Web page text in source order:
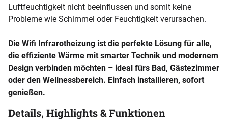
Luftfeuchtigkeit nicht beeinflussen und somit keine
Probleme wie Schimmel oder Feuchtigkeit verursachen.
Die Wifi Infrarotheizung ist die perfekte Lösung für alle,
die effiziente Wärme mit smarter Technik und modernem
Design verbinden möchten – ideal fürs Bad, Gästezimmer
oder den Wellnessbereich. Einfach installieren, sofort
genießen.
Details, Highlights & Funktionen